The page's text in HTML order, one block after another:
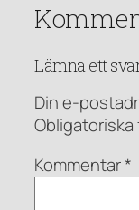
Lämna ett
Din e-
Obligatoriska
Kommentar*